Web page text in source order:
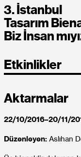
3. İstanbul
Tasarım
Biz İnsan
Etkinlikler
Aktarmalar
22/10/2016–20/11/
Düzenleyen: Aslıhan